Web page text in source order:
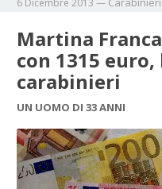
Martina
con 1315
carabinieri
UN UOMO DI 33 ANNI